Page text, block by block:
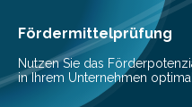
höherem Lebensalter mit
Krankenhausaufenthalten
Technologien…
Fördermittelprüfung
Nutzen Sie das
in Ihrem Unternehmen